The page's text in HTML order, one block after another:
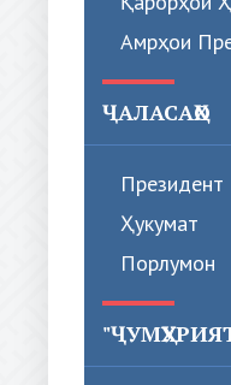
Амрҳои
ҶАЛАСАҲО
Президент
Ҳукумат
Порлумон